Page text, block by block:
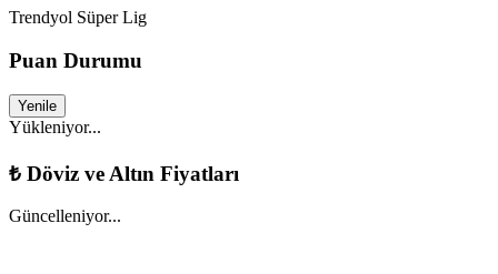
Trendyol Süper Lig
Puan Durumu
Yenile
Yükleniyor...
₺ Döviz ve Altın Fiyatları
Güncelleniyor...